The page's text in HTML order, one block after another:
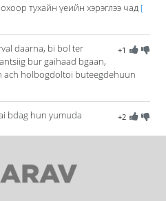
тухайн үеийн хэрэглээ чад [
+1
daarna, bi bol ter
bur gaihaad bgaan,
ach holbogdoltoi buteegdehuun
+2
bdag hun yumuda